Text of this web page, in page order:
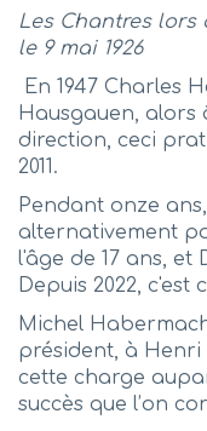
Les Chantres
le 9 mai 1926
En 1947 Charles
Hausgauen, alors
direction, ceci
2011.
Pendant onze
alternativement
l'âge de 17 ans, et
Depuis 2022,
Michel
président, à Henri
cette charge
succès que l’on